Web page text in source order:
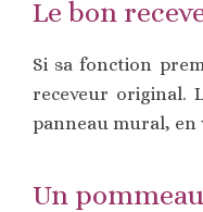
Le bon
Si sa fonction
receveur original.
panneau mural, en
Un